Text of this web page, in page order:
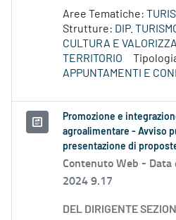
Aree Tematiche:
Strutture: DIP.
CULTURA E
TERRITORIO
APPUNTAMENTI E
Promozione e
agroalimentare - Avviso
presentazione di
Contenuto Web -
2024 9.17
DEL DIRIGENTE